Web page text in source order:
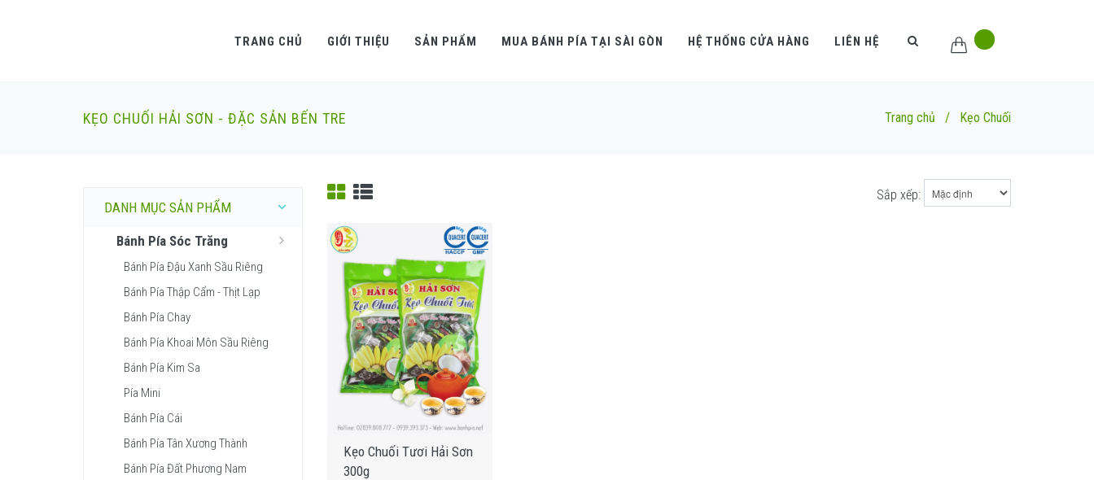
TRANG CHỦ GIỚI THIỆU SẢN PHẨM MUA BÁNH PÍA TẠI SÀI GÒN HỆ THỐNG CỬA HÀNG LIÊN HỆ
KẸO CHUỐI HẢI SƠN - ĐẶC SẢN BẾN TRE Trang chủ / Kẹo Chuối
DANH MỤC SẢN PHẨM
Bánh Pía Sóc Trăng
Bánh Pía Đậu Xanh Sầu Riêng
Bánh Pía Thập Cẩm - Thịt Lạp
Bánh Pía Chay
Bánh Pía Khoai Môn Sầu Riêng
Bánh Pía Kim Sa
Pía Mini
Bánh Pía Cái
Bánh Pía Tân Xương Thành
Bánh Pía Đất Phương Nam
Sắp xếp:
Kẹo Chuối Tươi Hải Sơn
300g